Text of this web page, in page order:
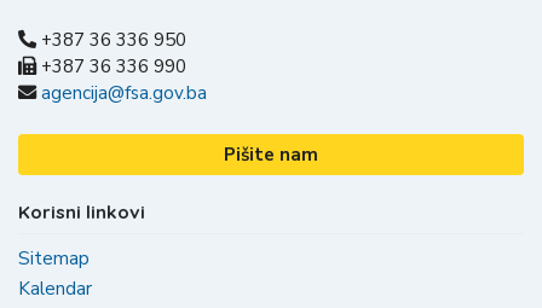
+387 36 336 950
+387 36 336 990
agencija@fsa.gov.ba
Pišite nam
Korisni linkovi
Sitemap
Kalendar